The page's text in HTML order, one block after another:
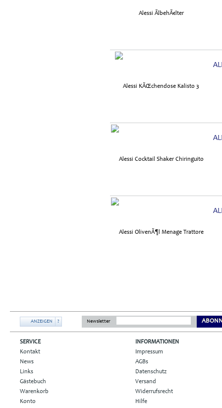
ANZEIGEN ? Newsletter
SERVICE
Kontakt
News
Links
Gästebuch
Warenkorb
Konto
INFORMATIONEN
Impressum
AGBs
Datenschutz
Versand
Widerrufsrecht
Hilfe